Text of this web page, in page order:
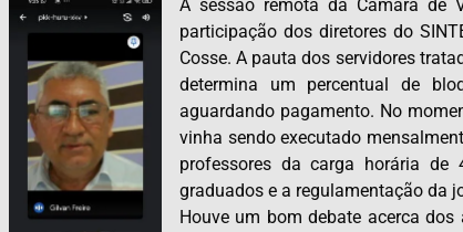
A sessão remota da Câmara de
participação dos diretores do
Cosse. A pauta dos servidores
determina um percentual de
aguardando pagamento. No
vinha sendo executado
professores da carga horária
graduados e a regulamentação da
Houve um bom debate acerca